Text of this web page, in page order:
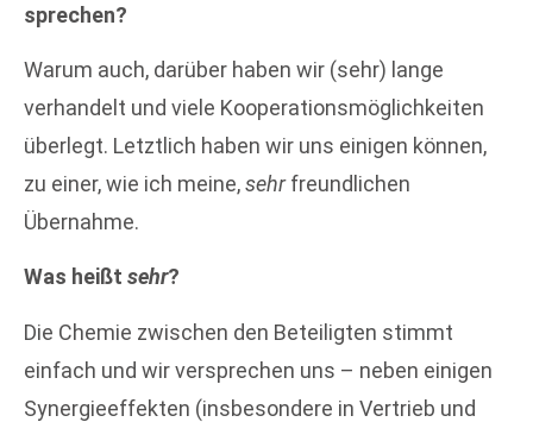
sprechen?
Warum auch, darüber haben wir (sehr) lange
verhandelt und viele Kooperationsmöglichkeiten
überlegt. Letztlich haben wir uns einigen können,
zu einer, wie ich meine,sehrfreundlichen
Übernahme.
Was heißt sehr?
Die Chemie zwischen den Beteiligten stimmt
einfach und wir versprechen uns – neben einigen
Synergieeffekten (insbesondere in Vertrieb und